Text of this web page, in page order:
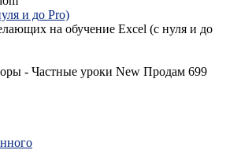
и до Pro)
на обучение Excel (с нуля и до
- Частные уроки New Продам 699